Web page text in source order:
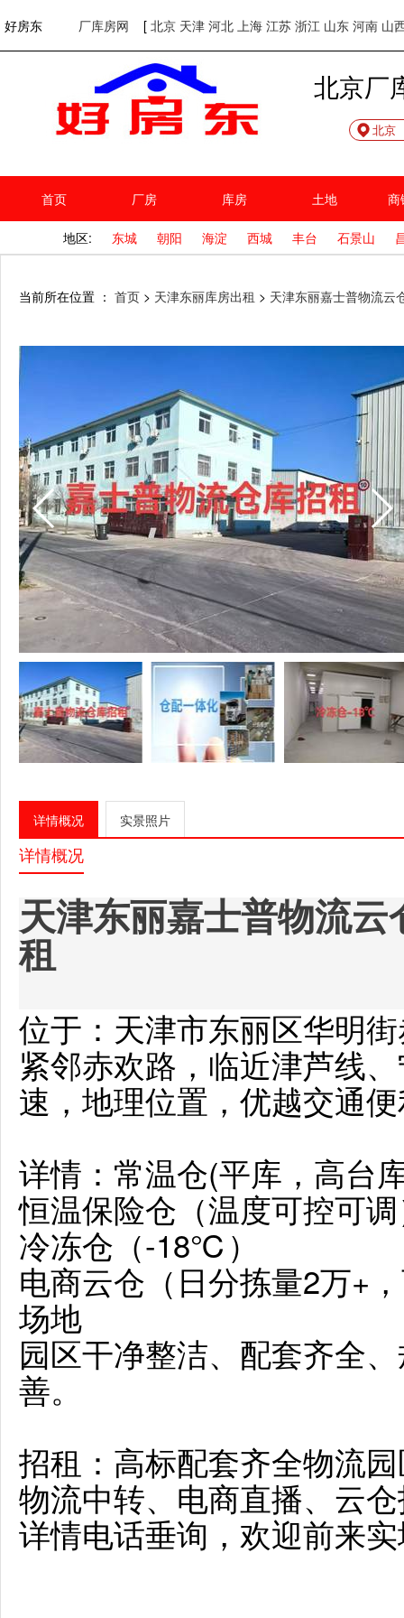
好房东 厂库房网 [ 北京 天津 河北 上海 江苏 浙江 山东 河南 山
欢迎访问好房东！网站首页
北京厂
北京
首页 厂房 库房 土地 商
地区: 东城 朝阳 海淀 西城 丰台 石景山
当前所在位置 ： 首页 > 天津东丽库房出租 > 天津东丽嘉士普物流云
详情概况 实景照片
详情概况
天津东丽嘉士普物流
租
位于：天津市东丽区华明
紧邻赤欢路，临近津芦线
速，地理位置，优越交通
详情：常温仓(平库，高台
恒温保险仓（温度可控可
冷冻仓（-18℃）
电商云仓（日分拣量2万+
场地
园区干净整洁、配套齐全
善。
招租：高标配套齐全物流
物流中转、电商直播、云
详情电话垂询，欢迎前来